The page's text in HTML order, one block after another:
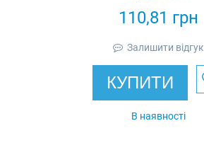
110,81 грн
Залишити відгук
КУПИТИ
В наявності